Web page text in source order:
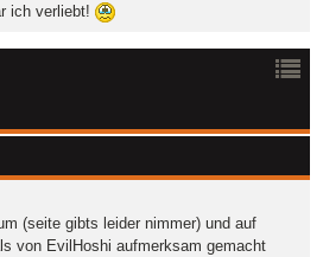
ich verliebt!
(seite gibts leider nimmer) und auf
von EvilHoshi aufmerksam gemacht